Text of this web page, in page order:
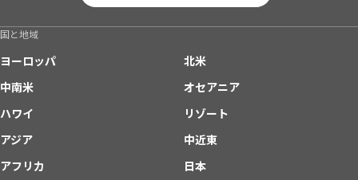
国と地域
ヨーロッパ
北米
中南米
オセアニア
ハワイ
リゾート
アジア
中近東
アフリカ
日本